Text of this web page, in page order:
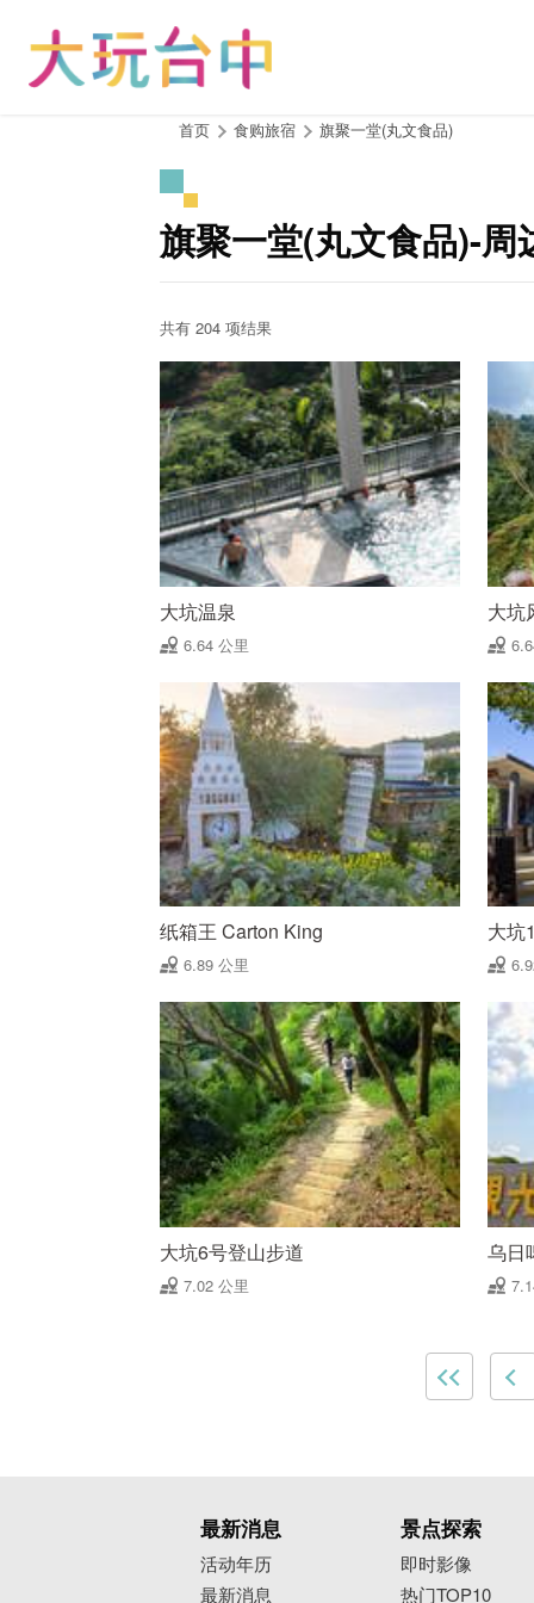
首页 食购旅宿 旗聚一堂(丸文食品)
旗聚一堂(丸文食品)-周
共有 204 项结果
大坑温泉
6.64 公里
大坑
纸箱王 Carton King
6.89 公里
大坑
大坑6号登山步道
7.02 公里
乌日
最新消息
活动年历
最新消息
景点探索
即时影像
热门TOP10